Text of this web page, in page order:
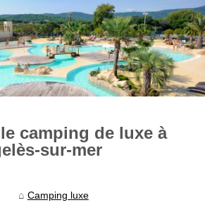
camping de luxe à
sur-mer
Camping luxe